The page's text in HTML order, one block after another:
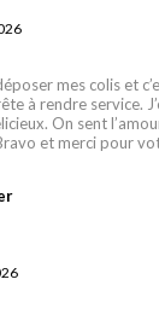
mes colis et
à rendre service.
On sent
et merci pour